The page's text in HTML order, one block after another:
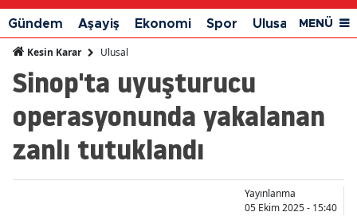
Afyonkarahisar
Ağrı
Amasya
Ankara
Aydın
Gündem Aşayiş Ekonomi Spor Ulusal Siyaset
MENÜ
Kesin Karar Ulusal
Sinop'ta uyuşturucu
operasyonunda yakalanan
zanlı tutuklandı
Yayınlanma
05 Ekim 2025 - 15:40